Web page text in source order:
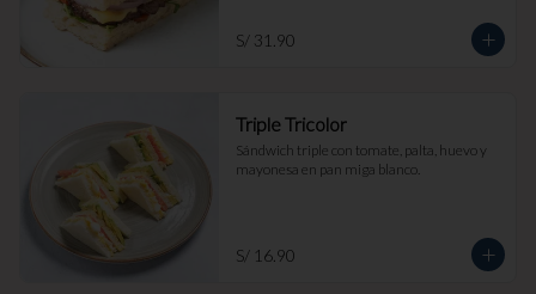
S/ 31.90
Triple Tricolor
Sándwich triple con tomate, palta, huevo y
mayonesa en pan miga blanco.
S/ 16.90